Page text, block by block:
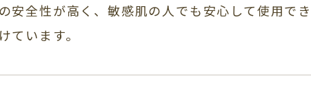
安全性が高く、敏感肌の人でも安心して使用で
ています。